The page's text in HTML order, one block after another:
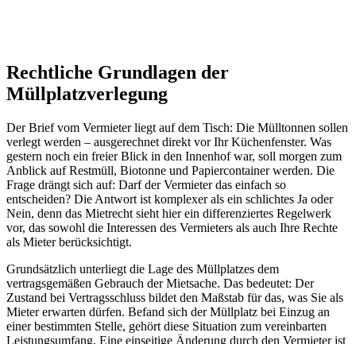
Rechtliche Grundlagen der
Müllplatzverlegung
Der Brief vom Vermieter liegt auf dem Tisch: Die Mülltonnen sollen
verlegt werden – ausgerechnet direkt vor Ihr Küchenfenster. Was
gestern noch ein freier Blick in den Innenhof war, soll morgen zum
Anblick auf Restmüll, Biotonne und Papiercontainer werden. Die
Frage drängt sich auf: Darf der Vermieter das einfach so
entscheiden? Die Antwort ist komplexer als ein schlichtes Ja oder
Nein, denn das Mietrecht sieht hier ein differenziertes Regelwerk
vor, das sowohl die Interessen des Vermieters als auch Ihre Rechte
als Mieter berücksichtigt.
Grundsätzlich unterliegt die Lage des Müllplatzes dem
vertragsgemäßen Gebrauch der Mietsache. Das bedeutet: Der
Zustand bei Vertragsschluss bildet den Maßstab für das, was Sie als
Mieter erwarten dürfen. Befand sich der Müllplatz bei Einzug an
einer bestimmten Stelle, gehört diese Situation zum vereinbarten
Leistungsumfang. Eine einseitige Änderung durch den Vermieter ist